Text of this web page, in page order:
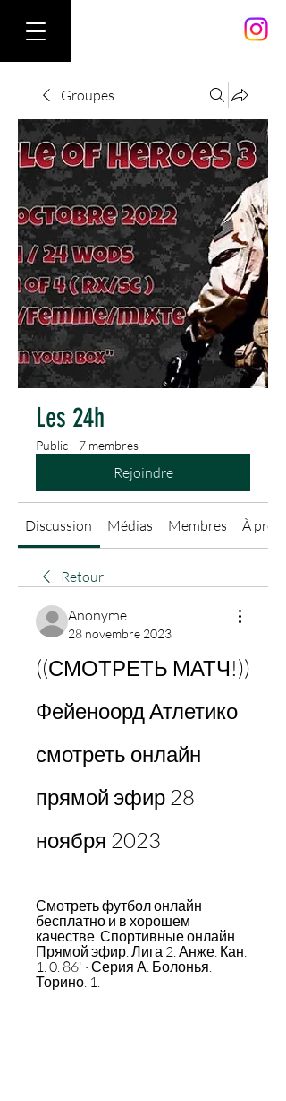
Groupes
Les 24h
Public · 7 membres
Rejoindre
Discussion Médias Membres À
Retour
Anonyme
28 novembre 2023
((СМОТРЕТЬ МАТЧ!))
Фейеноорд Атлетико
смотреть онлайн
прямой эфир 28
ноября 2023
Смотреть футбол онлайн
бесплатно и в хорошем
качестве. Спортивные онлайн ...
Прямой эфир. Лига 2. Анже. Кан.
1. 0. 86' · Серия А. Болонья.
Торино. 1.